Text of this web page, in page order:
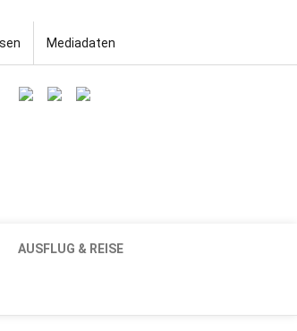
Mediadaten
AUSFLUG & REISE